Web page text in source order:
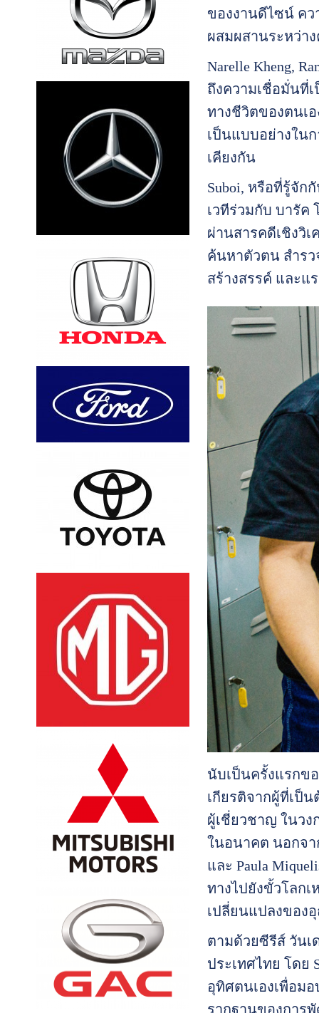
ของงานดีไซน์ ค
ผสมผสานระหว่า
Narelle Kheng,
ถึงความเชื่อมั่นที่
ทางชีวิตของตนเ
เป็นแบบอย่างใน
เคียงกัน
Suboi, หรือที่รู้จัก
เวทีร่วมกับ บารัค
ผ่านสารคดีเชิงวิ
ค้นหาตัวตน สำร
สร้างสรรค์ และแ
นับเป็นครั้งแรกข
เกียรติจากผู้ที่เป็
ผู้เชี่ยวชาญ ในวง
ในอนาคต นอกจาก
และ Paula
ทางไปยังขั้วโลก
เปลี่ยนแปลงของ
ตามด้วยซีรีส์ วันเ
ประเทศไทย โดย
อุทิศตนเองเพื่อม
รากฐานของการพั